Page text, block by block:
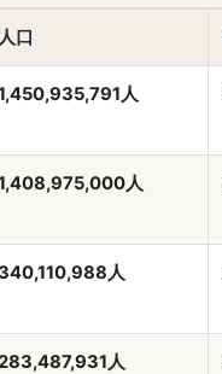
人口
人
人
人
人